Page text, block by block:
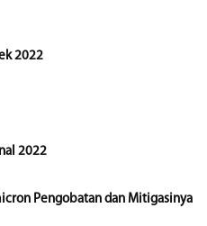
2022
2022
Pengobatan dan Mitigasinya